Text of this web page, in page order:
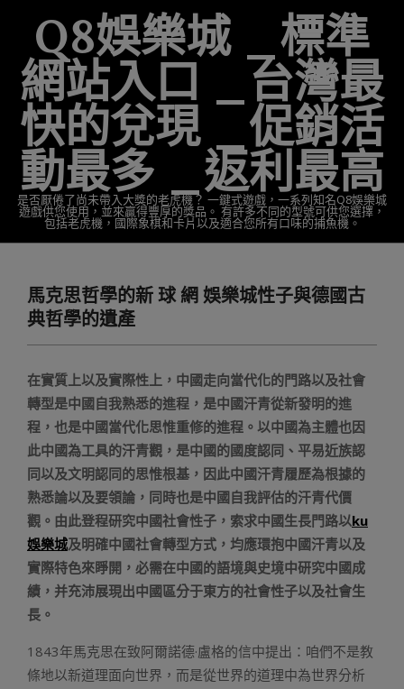
contentQ8娛樂城 _標準
網站入口 _台灣最
快的兌現 _促銷活
動最多 _返利最高
是否厭倦了尚未帶入大獎的老虎機？ 一鍵式遊戲，一系列知名Q8娛樂城
遊戲供您使用，並來贏得豐厚的獎品。 有許多不同的型號可供您選擇，
包括老虎機，國際象棋和卡片以及適合您所有口味的捕魚機。
Menu馬克思哲學的新 球 網 娛樂城性子與德國古
典哲學的遺產
在實質上以及實際性上，中國走向當代化的門路以及社會
轉型是中國自我熟悉的進程，是中國汗青從新發明的進
程，也是中國當代化思惟重修的進程。以中國為主體也因
此中國為工具的汗青觀，是中國的國度認同、平易近族認
同以及文明認同的思惟根基，因此中國汗青履歷為根據的
熟悉論以及要領論，同時也是中國自我評估的汗青代價
觀。由此登程研究中國社會性子，索求中國生長門路以ku
娛樂城及明確中國社會轉型方式，均應環抱中國汗青以及
實際特色來睜開，必需在中國的語境與史境中研究中國成
績，并充沛展現出中國區分于東方的社會性子以及社會生
長。
1843年馬克思在致阿爾諾德·盧格的信中提出：咱們不是教
條地以新道理面向世界，而是從世界的道理中為世界分析